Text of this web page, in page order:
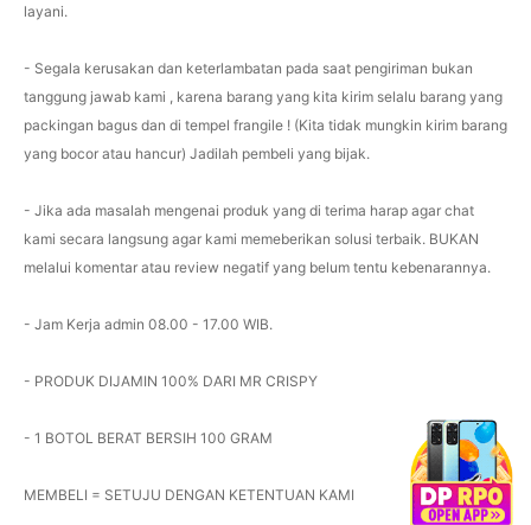
layani.
- Segala kerusakan dan keterlambatan pada saat pengiriman bukan
tanggung jawab kami , karena barang yang kita kirim selalu barang yang
packingan bagus dan di tempel frangile ! (Kita tidak mungkin kirim barang
yang bocor atau hancur) Jadilah pembeli yang bijak.
- Jika ada masalah mengenai produk yang di terima harap agar chat
kami secara langsung agar kami memeberikan solusi terbaik. BUKAN
melalui komentar atau review negatif yang belum tentu kebenarannya.
- Jam Kerja admin 08.00 - 17.00 WIB.
- PRODUK DIJAMIN 100% DARI MR CRISPY
- 1 BOTOL BERAT BERSIH 100 GRAM
MEMBELI = SETUJU DENGAN KETENTUAN KAMI